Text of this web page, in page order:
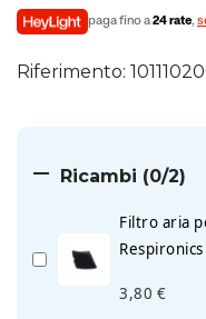
paga fino a24 rate,
Riferimento:
 Ricambi (0/2)
Filtro aria
Respironics
3,80 €